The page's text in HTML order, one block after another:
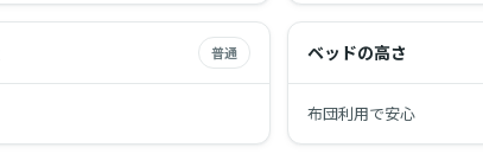
普通 ベッドの高さ
布団利用で安心